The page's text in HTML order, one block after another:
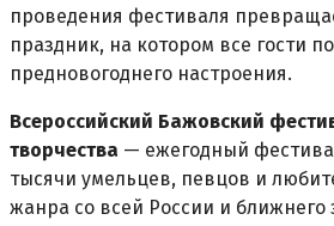
проведения фестиваля
праздник, на котором все гости
предновогоднего настроения.
Всероссийский Бажовский
творчества — ежегодный
тысячи умельцев, певцов и
жанра со всей России и ближнего